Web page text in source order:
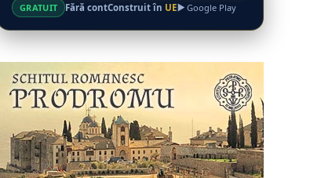
GRATUIT Fără contConstruit în UE Google Play